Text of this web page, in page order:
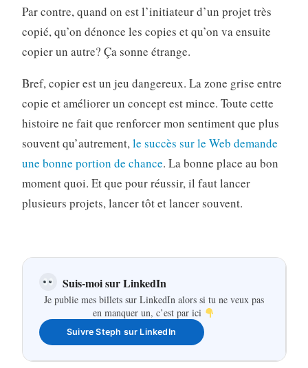
Par contre, quand on est l’initiateur d’un projet très
copié, qu’on dénonce les copies et qu’on va ensuite
copier un autre? Ça sonne étrange.
Bref, copier est un jeu dangereux. La zone grise entre
copie et améliorer un concept est mince. Toute cette
histoire ne fait que renforcer mon sentiment que plus
souvent qu’autrement,le succès sur le Web demande
une bonne portion de chance. La bonne place au bon
moment quoi. Et que pour réussir, il faut lancer
plusieurs projets, lancer tôt et lancer souvent.
Suis-moi sur LinkedIn
Je publie mes billets sur LinkedIn alors si tu ne veux pas
en manquer un, c’est par ici
Suivre Steph sur LinkedIn